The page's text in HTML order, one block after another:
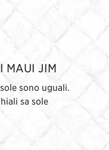
MAUI JIM
sono uguali.
sa sole